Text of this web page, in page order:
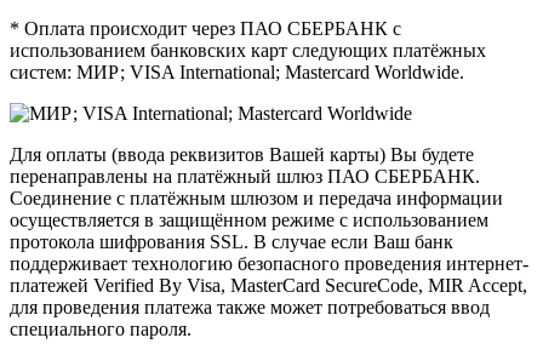
* Оплата происходит через ПАО СБЕРБАНК с
использованием банковских карт следующих платёжных
систем: МИР; VISA International; Mastercard Worldwide.
Для оплаты (ввода реквизитов Вашей карты) Вы будете
перенаправлены на платёжный шлюз ПАО СБЕРБАНК.
Соединение с платёжным шлюзом и передача информации
осуществляется в защищённом режиме с использованием
протокола шифрования SSL. В случае если Ваш банк
поддерживает технологию безопасного проведения интернет-
платежей Verified By Visa, MasterCard SecureCode, MIR Accept,
для проведения платежа также может потребоваться ввод
специального пароля.